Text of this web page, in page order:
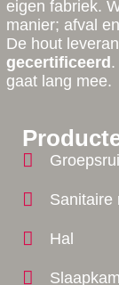
Sanitaire
Hal
eigen fabriek.
manier; afval
De hout
gecertificeerd
gaat lang mee.